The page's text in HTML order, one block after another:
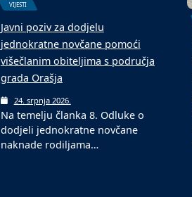
VIJESTI
Javni poziv za dodjelu
jednokratne novčane pomoći
višečlanim obiteljima s područja
grada Orašja
24. srpnja 2026.
Na temelju članka 8. Odluke o
dodjeli jednokratne novčane
naknade rodiljama…